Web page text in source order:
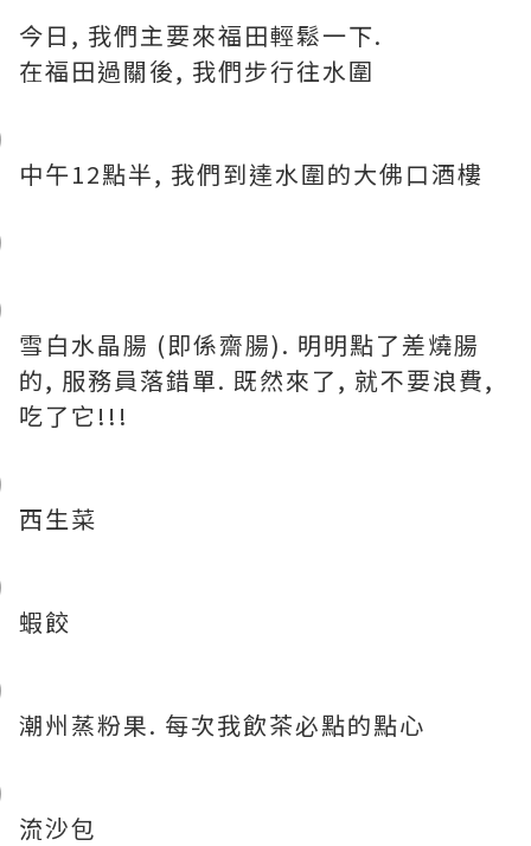
今日, 我們主要來福田輕鬆一下.
在福田過關後, 我們步行往水圍
中午12點半, 我們到達水圍的大佛口酒樓
雪白水晶腸 (即係齋腸). 明明點了差燒腸
的, 服務員落錯單. 既然來了, 就不要浪費,
吃了它!!!
西生菜
蝦餃
潮州蒸粉果. 每次我飲茶必點的點心
流沙包